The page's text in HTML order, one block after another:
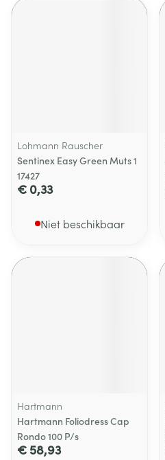
Lohmann Rauscher
Sentinex Easy Green Muts 1
17427
€ 0,33
Niet beschikbaar
Hartmann
Hartmann Foliodress Cap
Rondo 100 P/s
€ 58,93